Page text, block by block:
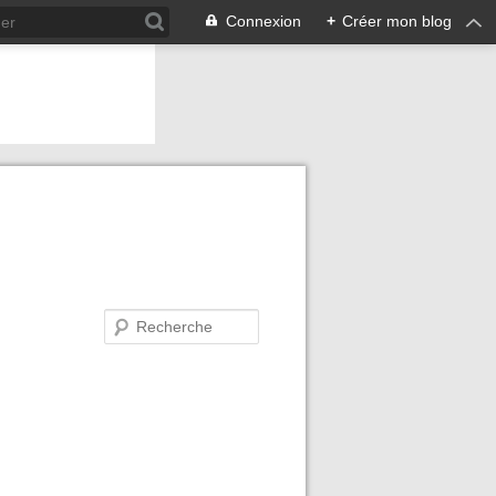
Connexion + Créer mon blog